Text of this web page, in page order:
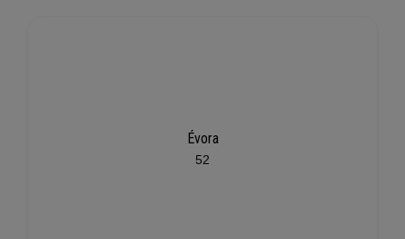
Évora
52